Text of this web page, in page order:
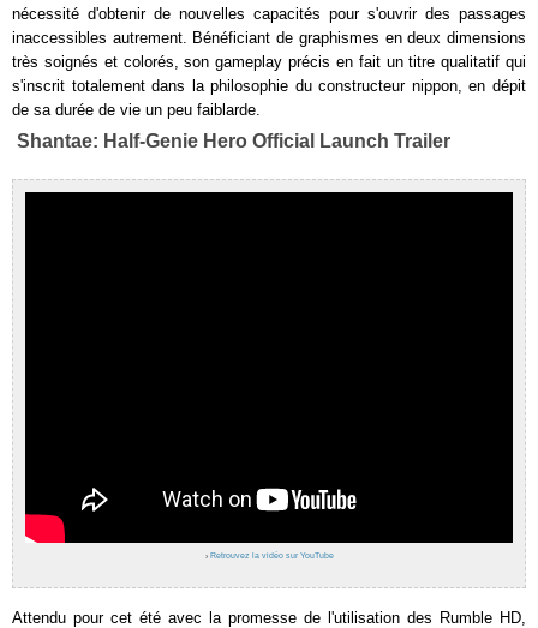
nécessité d'obtenir de nouvelles capacités pour s'ouvrir des passages
inaccessibles autrement. Bénéficiant de graphismes en deux dimensions
très soignés et colorés, son gameplay précis en fait un titre qualitatif qui
s'inscrit totalement dans la philosophie du constructeur nippon, en dépit
de sa durée de vie un peu faiblarde.
Shantae: Half-Genie Hero Official Launch Trailer
› Retrouvez la vidéo sur YouTube
Attendu pour cet été avec la promesse de l'utilisation des Rumble HD,